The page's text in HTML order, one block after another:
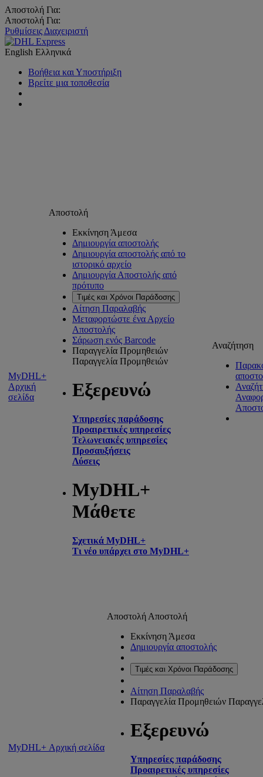
Αποστολή Για:
Αποστολή Για:
Ρυθμίσεις Διαχειριστή
English Ελληνικά
Βοήθεια και Υποστήριξη
Βρείτε μια τοποθεσία
MyDHL+
Αρχική
σελίδα
Αποστολή
Εκκίνηση Άμεσα
Δημιουργία αποστολής
Δημιουργία αποστολής από το
ιστορικό αρχείο
Δημιουργία Αποστολής από
πρότυπο
Τιμές και Χρόνοι Παράδοσης
Αίτηση Παραλαβής
Μεταφορτώστε ένα Αρχείο
Αποστολής
Σάρωση ενός Barcode
Παραγγελία Προμηθειών
Παραγγελία Προμηθειών
Εξερευνώ
Υπηρεσίες παράδοσης
Προαιρετικές υπηρεσίες
Τελωνειακές υπηρεσίες
Προσαυξήσεις
Λύσεις
MyDHL+
Μάθετε
Σχετικά MyDHL+
Τι νέο υπάρχει στο MyDHL+
Αναζήτηση
MyDHL+ Αρχική σελίδα
Αποστολή Αποστολή
Εκκίνηση Άμεσα
Δημιουργία αποστολής
Τιμές και Χρόνοι Παράδοσης
Αίτηση Παραλαβής
Παραγγελία Προμηθειών
Εξερευνώ
Υπηρεσίες παράδοσης
Προαιρετικές υπηρεσίες